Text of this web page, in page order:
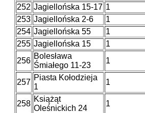
252 Jagiellońska 15-17 1
253 Jagiellońska 2-6 1
254 Jagiellońska 55 1
255 Jagiellońska 15 1
256
Bolesława
Śmiałego 11-23
1
257
Piasta Kołodzieja
1
1
258
Książąt
Oleśnickich 24
1